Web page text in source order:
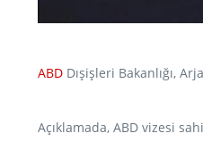
ABD Dışişleri Bakanlığı,
Açıklamada, ABD vizesi